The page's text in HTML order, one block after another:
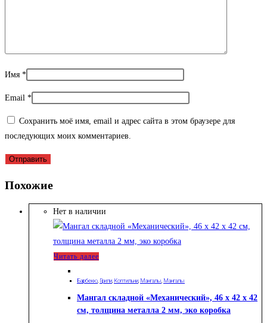
Имя *
Email *
Сохранить моё имя, email и адрес сайта в этом браузере для
последующих моих комментариев.
Похожие
Нет в наличии
Читать далее
Барбекю Грили Коптильни Мангалы Мангалы
Мангал складной «Механический», 46 х 42 х 42
см, толщина металла 2 мм, эко коробка